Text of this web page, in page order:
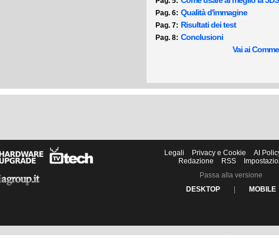
Pag. 6: Qualità d'immagine
Pag. 7: Risultati dei test
Pag. 8: Conclusioni
Vai ai
Legali Privacy e Cookie AI
Redazione
RSS
Passa alla versione
DESKTOP
MOBILE